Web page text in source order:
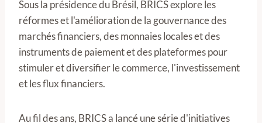
Sous la présidence du Brésil, BRICS explore les
réformes et l'amélioration de la gouvernance des
marchés financiers, des monnaies locales et des
instruments de paiement et des plateformes pour
stimuler et diversifier le commerce, l'investissement
et les flux financiers.
Au fil des ans, BRICS a lancé une série d'initiatives